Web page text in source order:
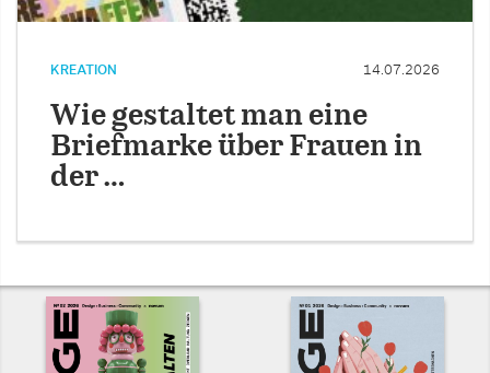
KREATION 14.07.2026
Wie gestaltet man eine
Briefmarke über Frauen in
der …